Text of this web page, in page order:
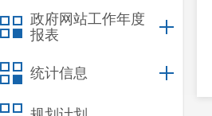
政府网站工作年度
报表
统计信息